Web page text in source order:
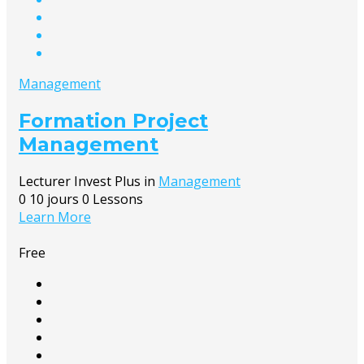
Management
Formation Project
Management
Lecturer Invest Plus in Management
0 10 jours 0 Lessons
Learn More
Free